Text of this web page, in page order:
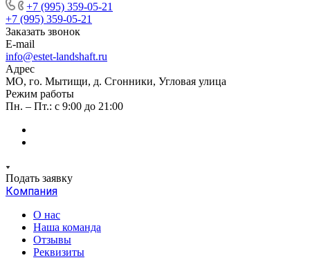
+7 (995) 359-05-21
+7 (995) 359-05-21
Заказать звонок
E-mail
info@estet-landshaft.ru
Адрес
МО, го. Мытищи, д. Сгонники, Угловая улица
Режим работы
Пн. – Пт.: с 9:00 до 21:00
Подать заявку
Компания
О нас
Наша команда
Отзывы
Реквизиты